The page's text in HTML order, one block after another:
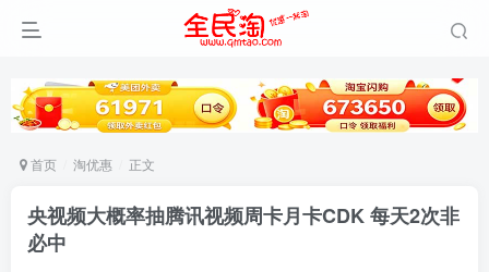
首页 淘优惠 正文
央视频大概率抽腾讯视频周卡月卡CDK 每天2次非
必中